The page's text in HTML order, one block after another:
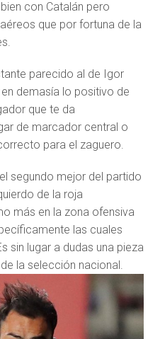
con Catalán pero
que por fortuna de la
parecido al de Igor
demasía lo positivo de
que te da
de marcador central o
para el zaguero.
el segundo mejor del partido
de la roja
más en la zona ofensiva
las cuales
sin lugar a dudas una pieza
la selección nacional.